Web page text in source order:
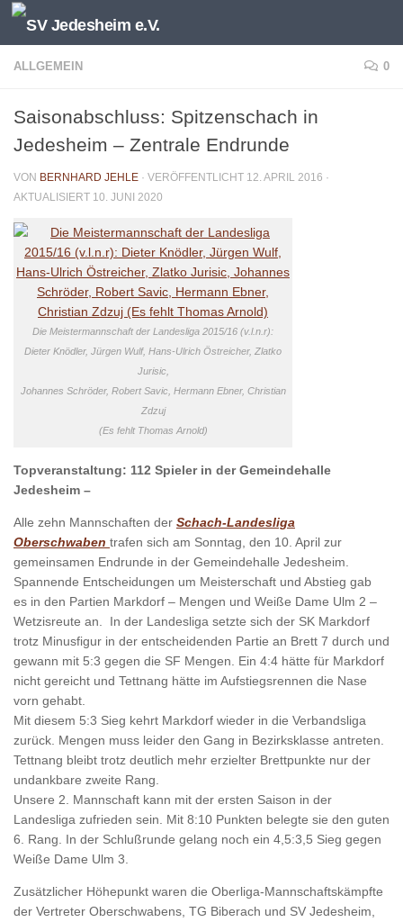
Unter dem Inhalt
ALLGEMEIN 0
Saisonabschluss: Spitzenschach in
Jedesheim – Zentrale Endrunde
VON BERNHARD JEHLE · VERÖFFENTLICHT 12. APRIL 2016 ·
AKTUALISIERT 10. JUNI 2020
Die Meistermannschaft der Landesliga 2015/16 (v.l.n.r):
Dieter Knödler, Jürgen Wulf, Hans-Ulrich Östreicher, Zlatko
Jurisic,
Johannes Schröder, Robert Savic, Hermann Ebner, Christian
Zdzuj
(Es fehlt Thomas Arnold)
Topveranstaltung: 112 Spieler in der Gemeindehalle
Jedesheim –
Alle zehn Mannschaften der Schach-Landesliga
Oberschwaben trafen sich am Sonntag, den 10. April zur
gemeinsamen Endrunde in der Gemeindehalle Jedesheim.
Spannende Entscheidungen um Meisterschaft und Abstieg gab
es in den Partien Markdorf – Mengen und Weiße Dame Ulm 2 –
Wetzisreute an. In der Landesliga setzte sich der SK Markdorf
trotz Minusfigur in der entscheidenden Partie an Brett 7 durch und
gewann mit 5:3 gegen die SF Mengen. Ein 4:4 hätte für Markdorf
nicht gereicht und Tettnang hätte im Aufstiegsrennen die Nase
vorn gehabt.
Mit diesem 5:3 Sieg kehrt Markdorf wieder in die Verbandsliga
zurück. Mengen muss leider den Gang in Bezirksklasse antreten.
Tettnang bleibt trotz deutlich mehr erzielter Brettpunkte nur der
undankbare zweite Rang.
Unsere 2. Mannschaft kann mit der ersten Saison in der
Landesliga zufrieden sein. Mit 8:10 Punkten belegte sie den guten
6. Rang. In der Schlußrunde gelang noch ein 4,5:3,5 Sieg gegen
Weiße Dame Ulm 3.
Zusätzlicher Höhepunkt waren die Oberliga-Mannschaftskämpfte
der Vertreter Oberschwabens, TG Biberach und SV Jedesheim,